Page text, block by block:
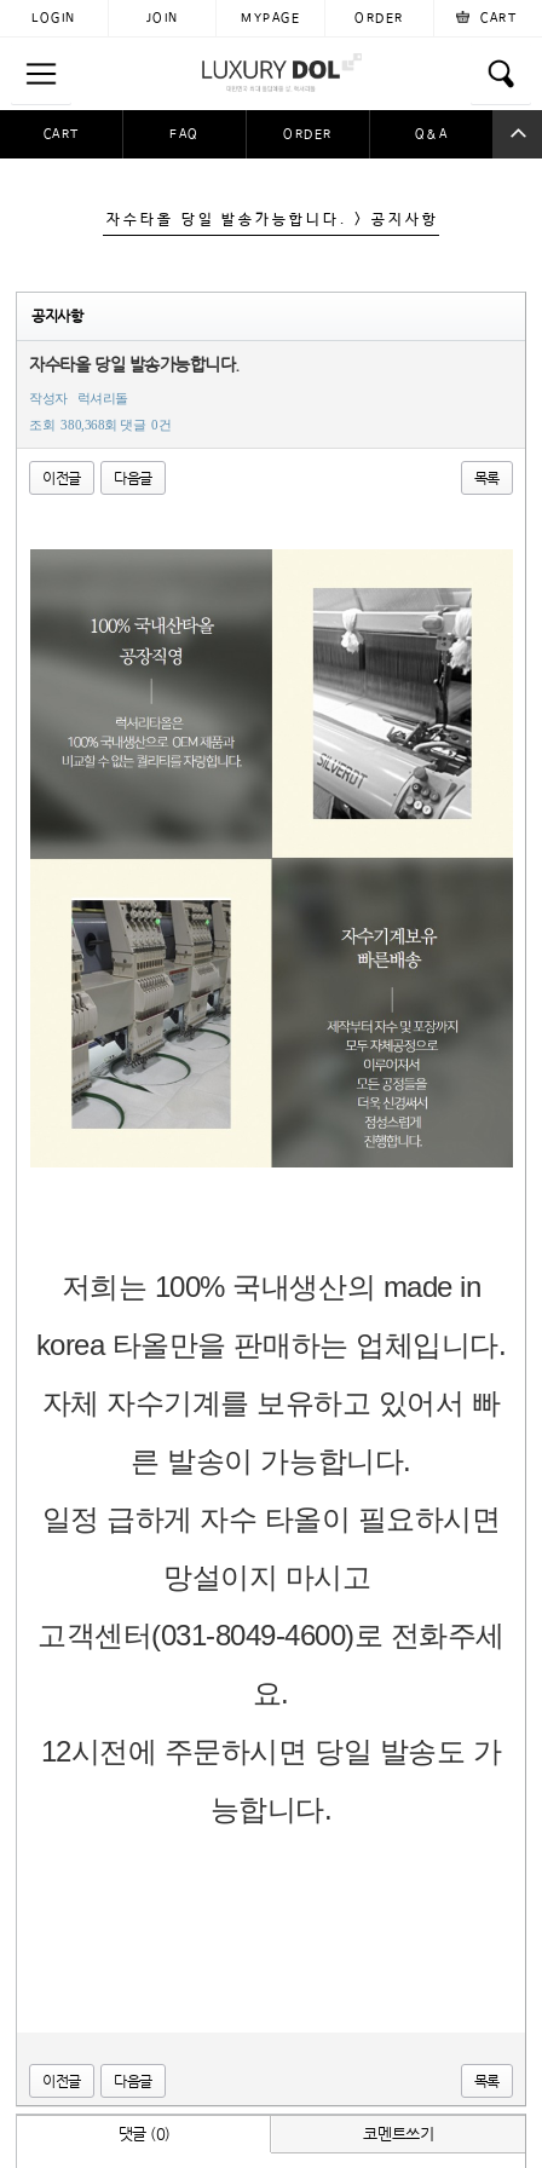
LOGIN JOIN MYPAGE ORDER CART
CART FAQ ORDER Q&A
자수타올 당일 발송가능합니다. > 공지사항
공지사항
자수타올 당일 발송가능합니다.
작성자
럭셔리돌
조회
380,368회 댓글 0건
이전글 다음글 목록
저희는 100% 국내생산의 made in
korea 타올만을 판매하는 업체입니다.
자체 자수기계를 보유하고 있어서 빠
른 발송이 가능합니다.
일정 급하게 자수 타올이 필요하시면
망설이지 마시고
고객센터(031-8049-4600​)로 전화주세
요.
12시전에 주문하시면 당일 발송도 가
능합니다.
이전글 다음글 목록
댓글 (0) 코멘트쓰기